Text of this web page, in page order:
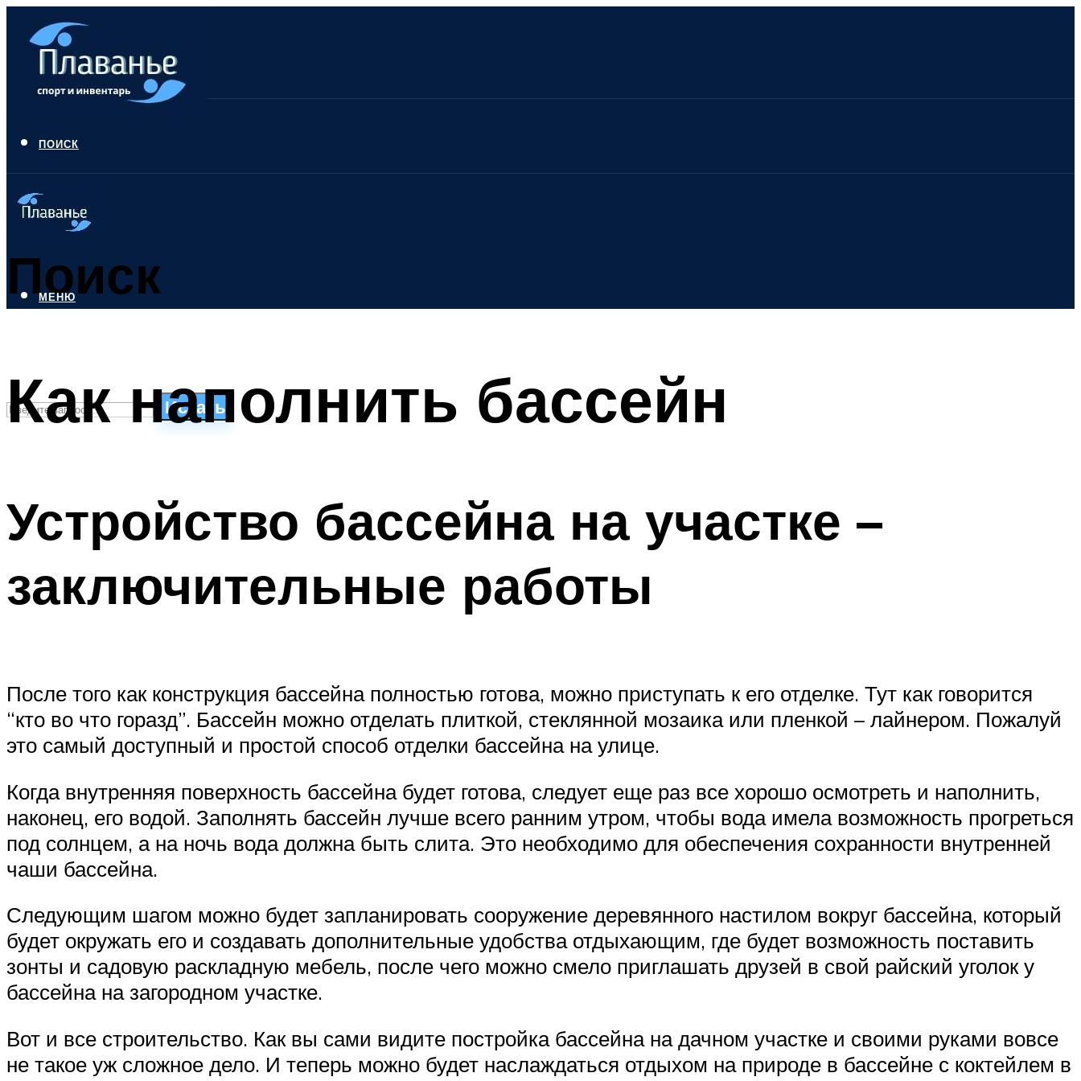
ПОИСК
Поиск
Искать
ПЛАВАНЬЕ ДЛЯ ПОХУДЕНИЯ
БАССЕЙН ДЛЯ ДОМА
МЕНЮ
МЕНЮ
Как наполнить бассейн
Устройство бассейна на участке –
заключительные работы
После того как конструкция бассейна полностью готова, можно приступать к его отделке. Тут как говорится
“кто во что горазд”. Бассейн можно отделать плиткой, стеклянной мозаика или пленкой – лайнером. Пожалуй
это самый доступный и простой способ отделки бассейна на улице.
Когда внутренняя поверхность бассейна будет готова, следует еще раз все хорошо осмотреть и наполнить,
наконец, его водой. Заполнять бассейн лучше всего ранним утром, чтобы вода имела возможность прогреться
под солнцем, а на ночь вода должна быть слита. Это необходимо для обеспечения сохранности внутренней
чаши бассейна.
Следующим шагом можно будет запланировать сооружение деревянного настилом вокруг бассейна, который
будет окружать его и создавать дополнительные удобства отдыхающим, где будет возможность поставить
зонты и садовую раскладную мебель, после чего можно смело приглашать друзей в свой райский уголок у
бассейна на загородном участке.
Вот и все строительство. Как вы сами видите постройка бассейна на дачном участке и своими руками вовсе
не такое уж сложное дело. И теперь можно будет наслаждаться отдыхом на природе в бассейне с коктейлем в